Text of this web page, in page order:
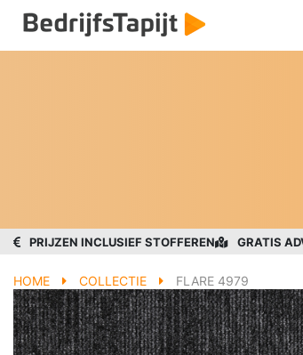
PRIJZEN INCLUSIEF STOFFEREN GRATIS
HOME COLLECTIE FLARE 4979